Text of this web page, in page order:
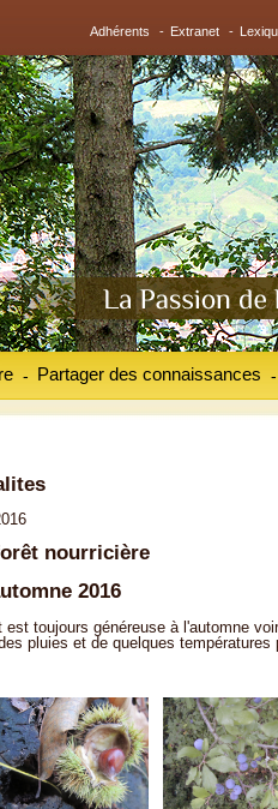
Adhérents - Extranet -
Partager des connaissances
- -
nourricière
2016
est toujours généreuse à l'automne
pluies et de quelques